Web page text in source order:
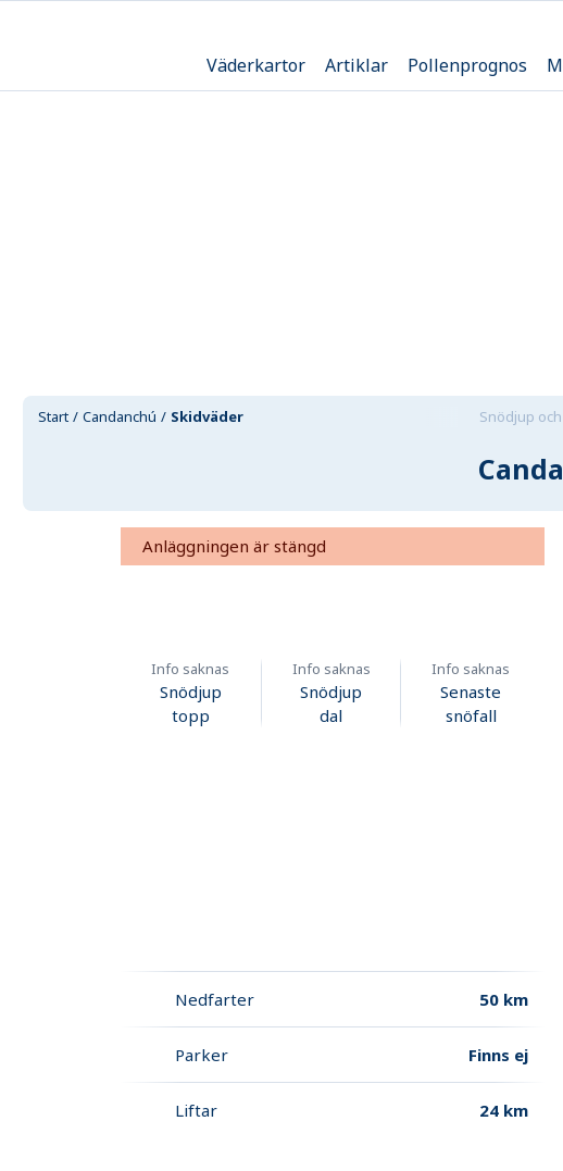
Väderkartor Artiklar Pollenprognos
Start Candanchú Skidväder Snödjup
Anläggningen är stängd
Info saknas
Snödjup
topp
Info saknas
Snödjup
dal
Info saknas
Senaste
snöfall
Nedfarter 50 km
Parker Finns ej
Liftar 24 km